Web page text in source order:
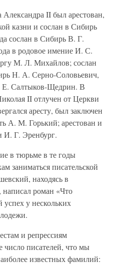
II был арестован,
казни и сослан в Сибирь
сослан в Сибирь В. Г.
в родовое имение И. С.
М. Л. Михайлов; сослан
Н. А. Серно-Соловьевич,
Е. Салтыков-Щедрин. В
II отлучен от Церкви
аресту, был заключен
А. М. Горький; арестован и
И. Г. Эренбург.
в тюрьме в те годы
заниматься писательской
находясь в
написал роман «Что
у нескольких
и репрессиям
число писателей, что мы
известных фамилий: